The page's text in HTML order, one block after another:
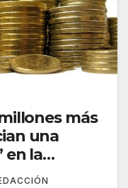
más
una
en la